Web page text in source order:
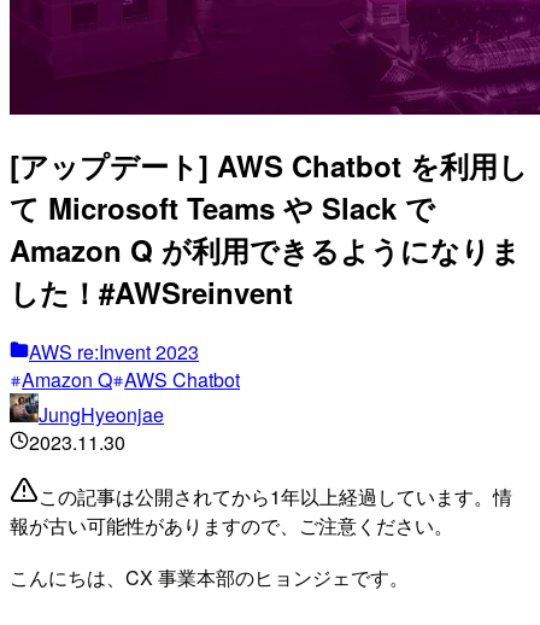
[アップデート] AWS Chatbot を利用し
て Microsoft Teams や Slack で
Amazon Q が利用できるようになりま
した！#AWSreinvent
AWS re:Invent 2023
Amazon Q AWS Chatbot
JungHyeonjae
2023.11.30
この記事は公開されてから1年以上経過しています。情
報が古い可能性がありますので、ご注意ください。
こんにちは、CX 事業本部のヒョンジェです。